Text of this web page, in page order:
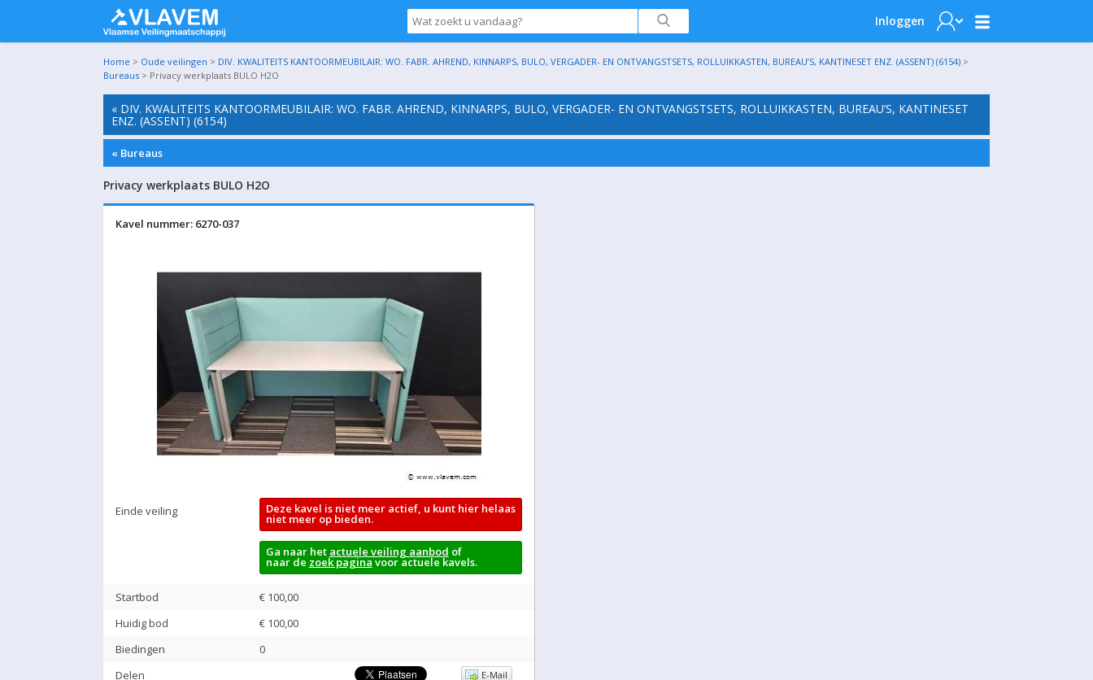
Inloggen
Home > Oude veilingen > DIV. KWALITEITS KANTOORMEUBILAIR: WO. FABR. AHREND, KINNARPS, BULO, VERGADER- EN ONTVANGSTSETS, ROLLUIKKASTEN, BUREAU’S, KANTINESET ENZ. (ASSENT) (6154) >
Bureaus > Privacy werkplaats BULO H2O
« DIV. KWALITEITS KANTOORMEUBILAIR: WO. FABR. AHREND, KINNARPS, BULO, VERGADER- EN ONTVANGSTSETS, ROLLUIKKASTEN, BUREAU’S, KANTINESET
ENZ. (ASSENT) (6154)
« Bureaus
Privacy werkplaats BULO H2O
Kavel nummer: 6270-037
Einde veiling Deze kavel is niet meer actief, u kunt hier helaas
niet meer op bieden.
Ga naar het actuele veiling aanbod of
naar de zoek paginavoor actuele kavels.
Startbod
€ 100,00
Huidig bod
€ 100,00
Biedingen
0
Delen
E-Mail